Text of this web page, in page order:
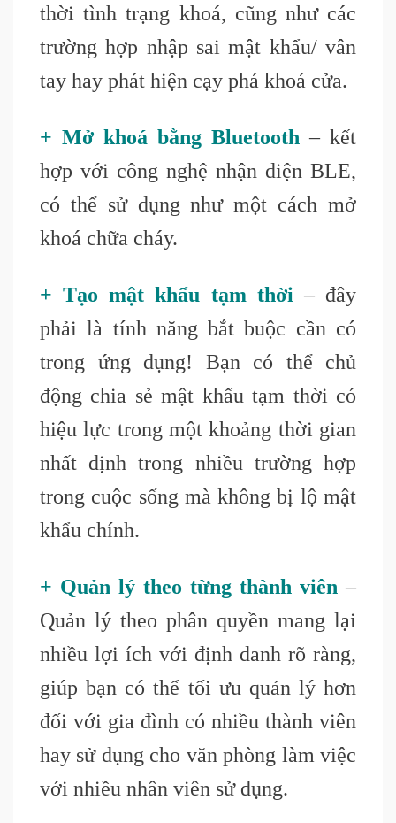
thời tình trạng khoá, cũng như các
trường hợp nhập sai mật khẩu/ vân
tay hay phát hiện cạy phá khoá cửa.
+ Mở khoá bằng Bluetooth – kết
hợp với công nghệ nhận diện BLE,
có thể sử dụng như một cách mở
khoá chữa cháy.
+ Tạo mật khẩu tạm thời– đây
phải là tính năng bắt buộc cần có
trong ứng dụng! Bạn có thể chủ
động chia sẻ mật khẩu tạm thời có
hiệu lực trong một khoảng thời gian
nhất định trong nhiều trường hợp
trong cuộc sống mà không bị lộ mật
khẩu chính.
+ Quản lý theo từng thành viên –
Quản lý theo phân quyền mang lại
nhiều lợi ích với định danh rõ ràng,
giúp bạn có thể tối ưu quản lý hơn
đối với gia đình có nhiều thành viên
hay sử dụng cho văn phòng làm việc
với nhiều nhân viên sử dụng.